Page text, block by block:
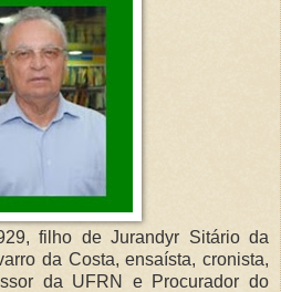
filho de Jurandyr Sitário da
da Costa, ensaísta, cronista,
da UFRN e Procurador do